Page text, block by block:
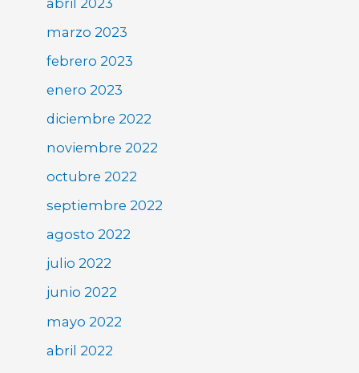
marzo 2023
febrero 2023
enero 2023
diciembre 2022
noviembre 2022
octubre 2022
septiembre 2022
agosto 2022
julio 2022
junio 2022
mayo 2022
abril 2022